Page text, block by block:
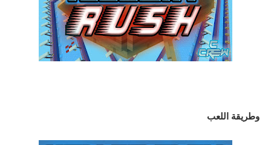
وطريقة اللعب